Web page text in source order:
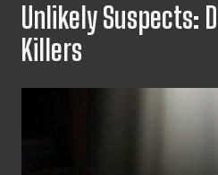
Unlikely Suspects:
Killers